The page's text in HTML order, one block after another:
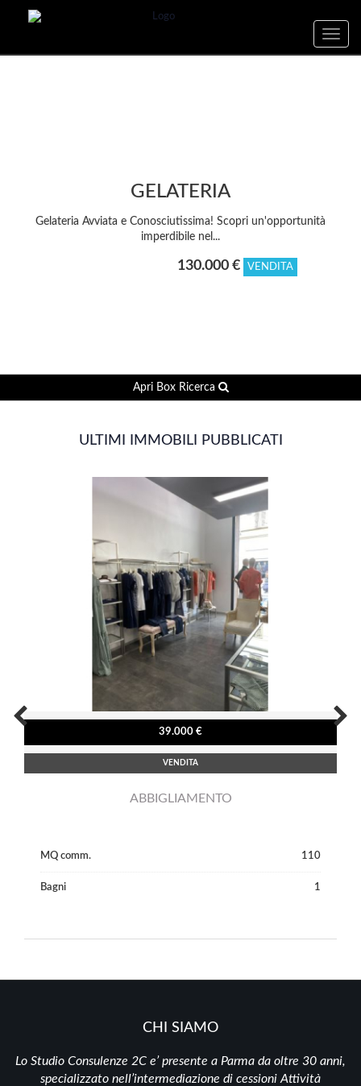
Toggle
GELATERIA
Gelateria Avviata e Conosciutissima! Scopri un'opportunità
imperdibile nel...
130.000 € VENDITA
Apri Box Ricerca
ULTIMI IMMOBILI PUBBLICATI
39.000 €
VENDITA
ABBIGLIAMENTO
MQ comm. 110
Bagni 1
CHI SIAMO
Lo Studio Consulenze 2C e’ presente a Parma da oltre 30 anni,
specializzato nell’intermediazione di cessioni Attività